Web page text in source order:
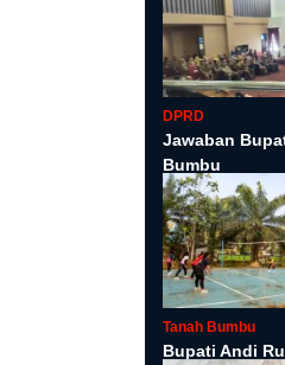
DPRD
Jawaban
Bumbu
Tanah Bumbu
Bupati Andi